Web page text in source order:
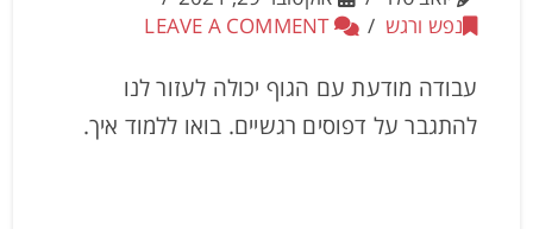
נפש ורגש
LEAVE A COMMENT
עבודה מודעת עם הגוף יכולה לעזור לנו
להתגבר על דפוסים רגשיים. בואו ללמוד איך.